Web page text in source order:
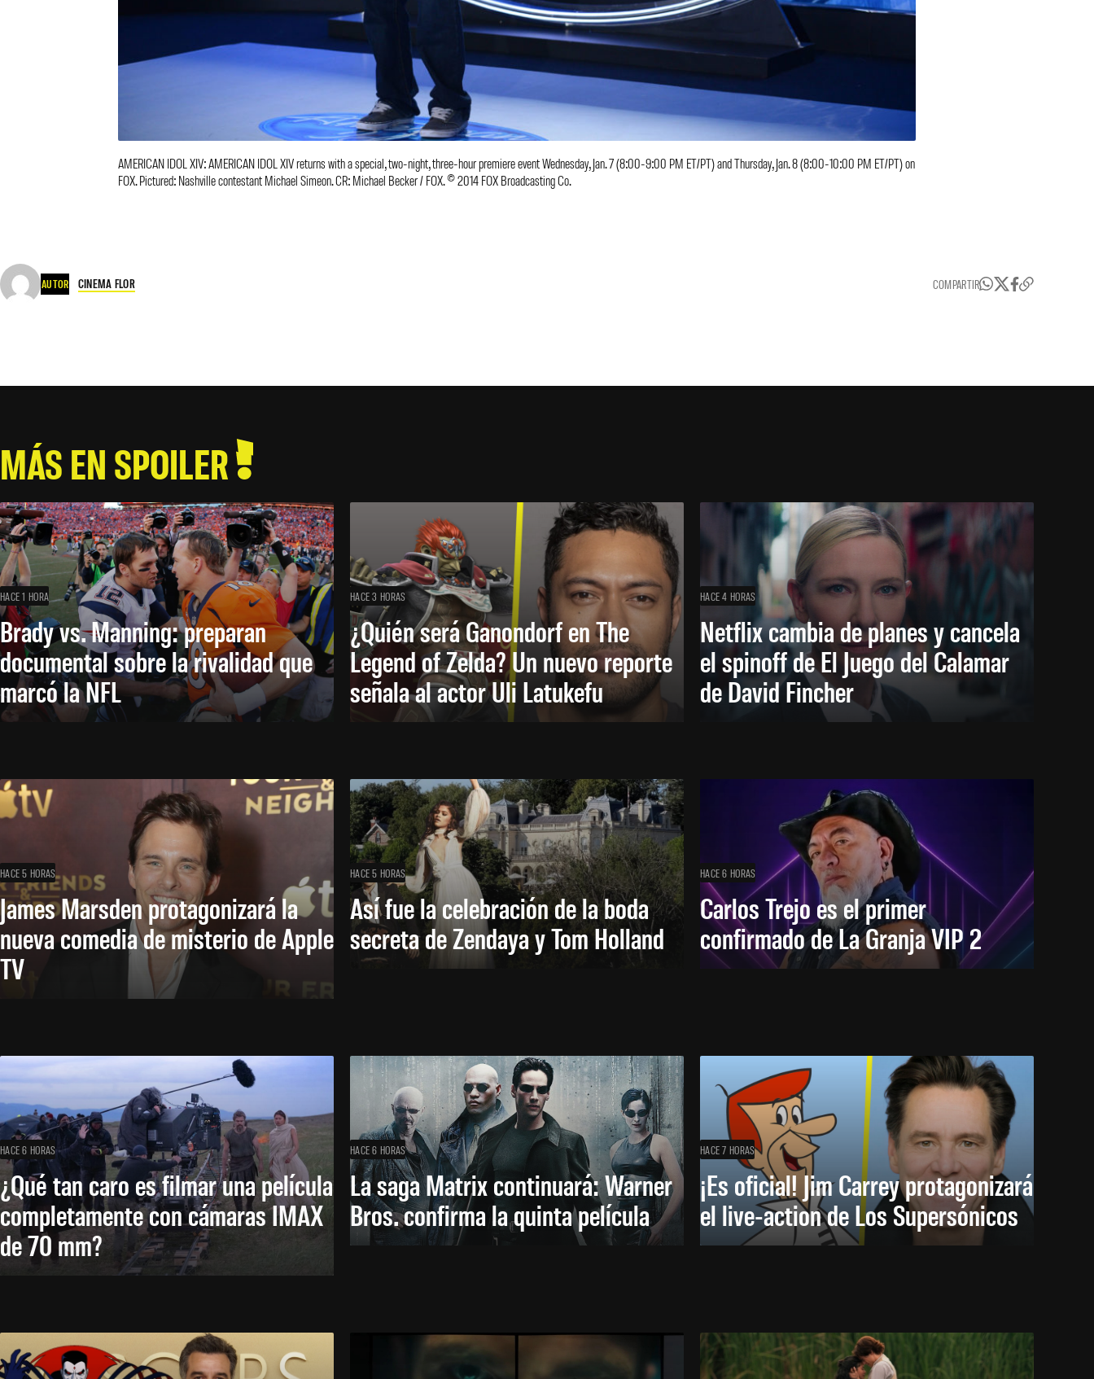
AMERICAN IDOL XIV: AMERICAN IDOL XIV returns with a special, two-night, three-hour premiere event Wednesday, Jan. 7 (8:00-9:00 PM ET/PT) and Thursday, Jan. 8 (8:00-10:00 PM ET/PT) on
FOX. Pictured: Nashville contestant Michael Simeon. CR: Michael Becker / FOX. © 2014 FOX Broadcasting Co.
AUTOR CINEMA FLOR COMPARTIR
MÁS EN SPOILER
HACE 1 HORA
Brady vs. Manning: preparan
documental sobre la rivalidad que
marcó la NFL
HACE 3 HORAS
¿Quién será Ganondorf en The
Legend of Zelda? Un nuevo reporte
señala al actor Uli Latukefu
HACE 4 HORAS
Netflix cambia de planes y cancela
el spinoff de El Juego del Calamar
de David Fincher
HACE 5 HORAS
James Marsden protagonizará la
nueva comedia de misterio de Apple
TV
HACE 5 HORAS
Así fue la celebración de la boda
secreta de Zendaya y Tom Holland
HACE 6 HORAS
Carlos Trejo es el primer
confirmado de La Granja VIP 2
HACE 6 HORAS
¿Qué tan caro es filmar una película
completamente con cámaras IMAX
de 70 mm?
HACE 6 HORAS
La saga Matrix continuará: Warner
Bros. confirma la quinta película
HACE 7 HORAS
¡Es oficial! Jim Carrey protagonizará
el live-action de Los Supersónicos